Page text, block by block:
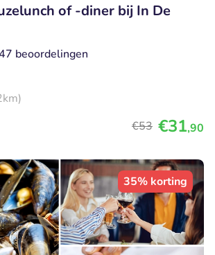
of -diner bij In De
beoordelingen
€53 €31,90
35% korting